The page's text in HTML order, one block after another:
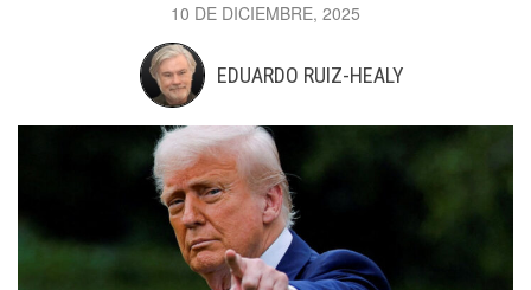
10 DE DICIEMBRE, 2025
EDUARDO RUIZ-HEALY